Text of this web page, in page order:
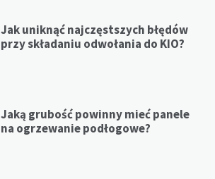
Jak uniknąć najczęstszych błędów
przy składaniu odwołania do KIO?
Jaką grubość powinny mieć panele
na ogrzewanie podłogowe?